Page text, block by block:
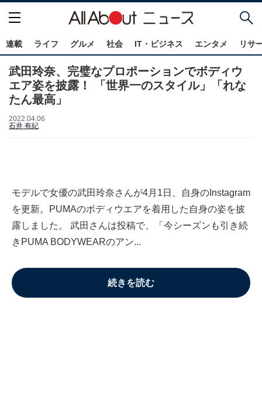
連載 ライフ グルメ 社会 IT・ビジネス エンタメ リサ
武田玲奈、完璧なプロポーションでボディウ
エア姿を披露！ 「世界一のスタイル」「れな
たん最高」
2022.04.06
石井 有紀
モデルで女優の武田玲奈さんが4月1日、自身のInstagram
を更新。PUMAのボディウエアを着用した自身の姿を披
露しました。 武田さんは投稿で、「今シーズンも引き続
きPUMA BODYWEARのアン...
続きを読む